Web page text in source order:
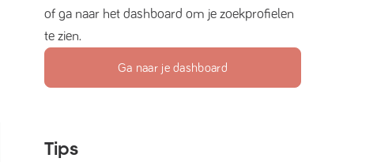
of ga naar het dashboard om je zoekprofielen
te zien.
Ga naar je dashboard
Tips